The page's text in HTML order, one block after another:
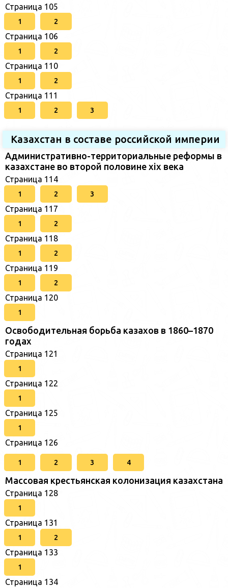
Страница 105
1 2
Страница 106
1 2
Страница 110
1 2
Страница 111
1 2 3
Казахстан в составе российской империи
Административно-территориальные реформы в
казахстане во второй половине xix века
Страница 114
1 2 3
Страница 117
1 2
Страница 118
1 2
Страница 119
1 2
Страница 120
1
Освободительная борьба казахов в 1860–1870
годах
Страница 121
1
Страница 122
1
Страница 125
1
Страница 126
1 2 3 4
Массовая крестьянская колонизация казахстана
Страница 128
1
Страница 131
1 2
Страница 133
1
Страница 134